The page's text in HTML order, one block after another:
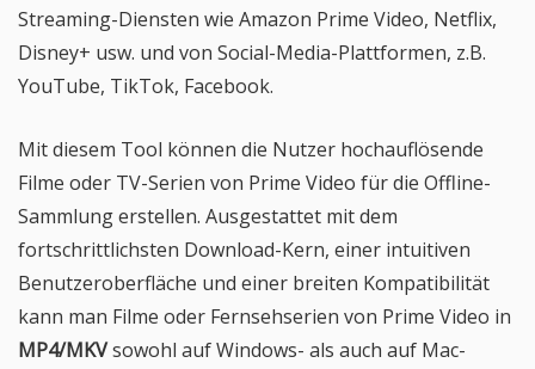
Streaming-Diensten wie Amazon Prime Video, Netflix,
Disney+ usw. und von Social-Media-Plattformen, z.B.
YouTube, TikTok, Facebook.
Mit diesem Tool können die Nutzer hochauflösende
Filme oder TV-Serien von Prime Video für die Offline-
Sammlung erstellen. Ausgestattet mit dem
fortschrittlichsten Download-Kern, einer intuitiven
Benutzeroberfläche und einer breiten Kompatibilität
kann man Filme oder Fernsehserien von Prime Video in
MP4/MKVsowohl auf Windows- als auch auf Mac-